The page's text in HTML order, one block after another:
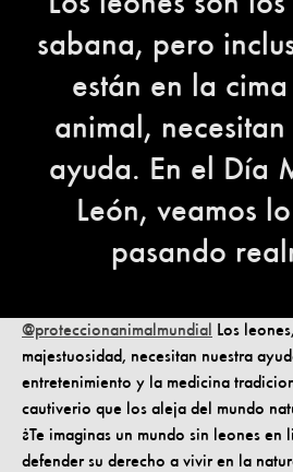
sabana, pero
están en la
animal, necesitan
ayuda. En el Día
León, veamos
pasando
@proteccionanimalmundial
Los
majestuosidad, necesitan nuestra
entretenimiento y la medicina
cautiverio que los aleja del mundo
¿Te imaginas un mundo sin leones en
defender su derecho a vivir en la